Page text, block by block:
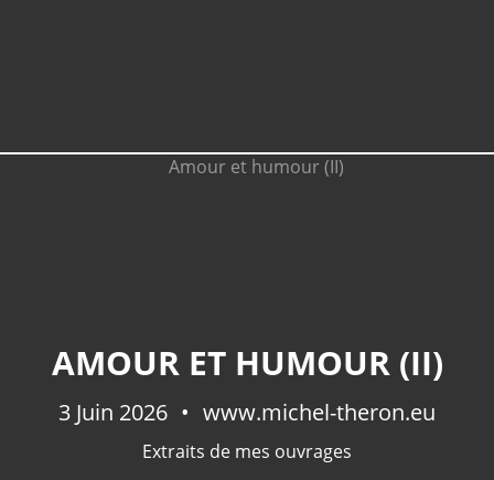
AMOUR ET HUMOUR (II)
3 Juin 2026 www.michel-theron.eu
Extraits de mes ouvrages